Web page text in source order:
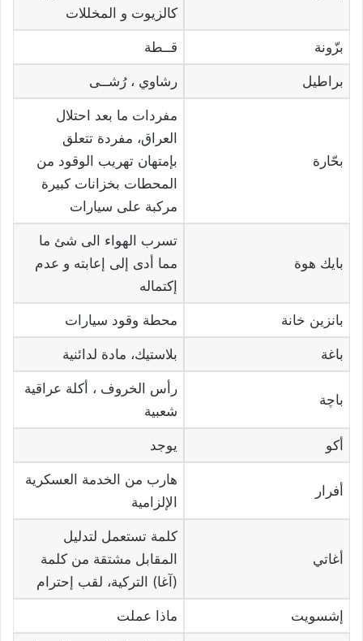
كالزيوت و المخللات
بزّونة قــطة
براطيل رشاوي ، رُشــى
بحّارة
مفردات ما بعد احتلال
العراق، مفردة تتعلق
بإمتهان تهريب الوقود من
المحطات بخزانات كبيرة
مركبة على سيارات
بايك هوة
تسرب الهواء الى شئ ما
مما أدى إلى إعابته و عدم
إكتماله
بانزين خانة محطة وقود سيارات
باغة بلاستيك، مادة لدائنية
باچة
رأس الخروف ، أكلة عراقية
شعبية
أكو يوجد
أفرار
هارب من الخدمة العسكرية
الإلزامية
أغاتي
كلمة تستعمل لتدليل
المقابل مشتقة من كلمة
(آغا) التركية، لقب إحترام
إشسويت ماذا عملت